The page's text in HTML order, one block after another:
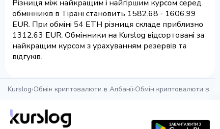
Різниця між найкращим і найгіршим курсом серед
обмінників в Тірані становить 1582.68 - 1606.99
EUR. При обміні 54 ETH різниця складе приблизно
1312.63 EUR. Обмінники на Kurslog відсортовані за
найкращим курсом з урахуванням резервів та
відгуків.
Kurslog›Обмін криптовалюти в Албанії›Обмін криптовалюти в